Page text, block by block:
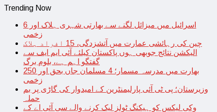
Trending Now
اسرائیل میں میزائل لگنے سے بھارتی شہری ہلاک اور 6
زخمی
چین کی رہائشی عمارت میں آتشزدگی، 15 افراد ہلاک
الیکشن نتائج جوبھی ہوں پاکستان کیلئے آئی ایم ایف سے
گفتگو اہم ہے، بلوم برگ
بھارت میں مدرسہ مسمار؛ 4 مسلمان جاں بحق اور 250
زخمی
وزیرستان؛ پی ٹی آئی پارلیمنٹرین کے امیدوار کی گاڑی پر بم
حملہ
وکی لیکس کو ہیکنگ ٹولز لیک کرنے والے سی آئی اے کے